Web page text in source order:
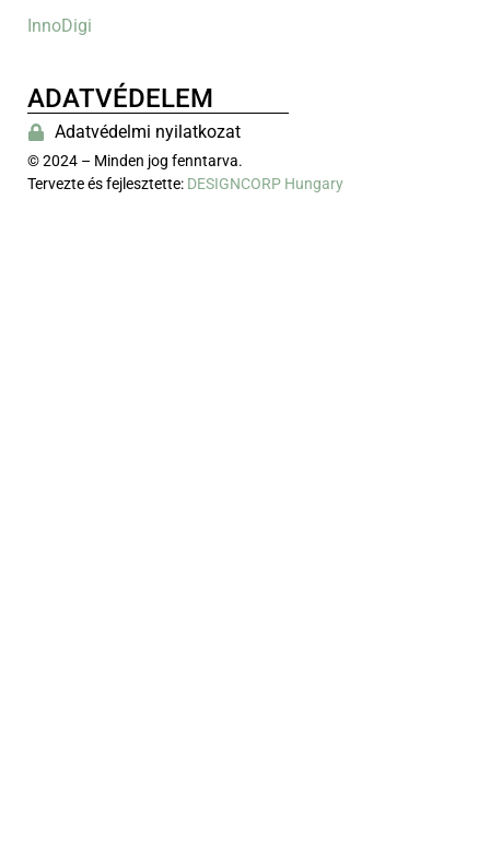
InnoDigi
ADATVÉDELEM
Adatvédelmi nyilatkozat
© 2024 – Minden jog fenntarva.
Tervezte és fejlesztette: DESIGNCORP Hungary